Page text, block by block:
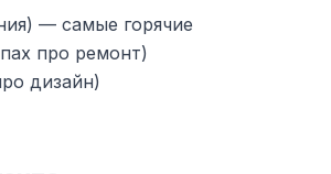
— самые горячие
про ремонт)
дизайн)